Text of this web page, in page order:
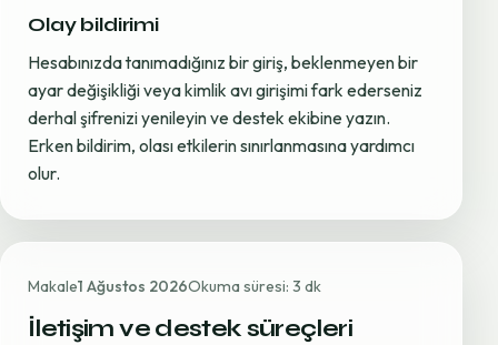
Olay bildirimi
Hesabınızda tanımadığınız bir giriş, beklenmeyen bir
ayar değişikliği veya kimlik avı girişimi fark ederseniz
derhal şifrenizi yenileyin ve destek ekibine yazın.
Erken bildirim, olası etkilerin sınırlanmasına yardımcı
olur.
Makale1 Ağustos 2026Okuma süresi: 3 dk
İletişim ve destek süreçleri